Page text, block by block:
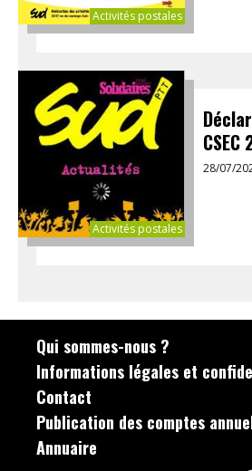
Activités postales
Activités postales
28/07/
Qui sommes-nous ?
Informations légales et
Contact
Publication des comptes
Annuaire